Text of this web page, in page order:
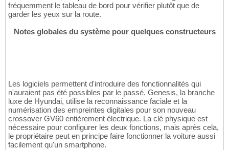
fréquemment le tableau de bord pour vérifier plutôt que de
garder les yeux sur la route.
Notes globales du système pour quelques constructeurs
Les logiciels permettent d'introduire des fonctionnalités qui
n'auraient pas été possibles par le passé. Genesis, la branche
luxe de Hyundai, utilise la reconnaissance faciale et la
numérisation des empreintes digitales pour son nouveau
crossover GV60 entièrement électrique. La clé physique est
nécessaire pour configurer les deux fonctions, mais après cela,
le propriétaire peut en principe faire fonctionner la voiture aussi
facilement qu'un smartphone.